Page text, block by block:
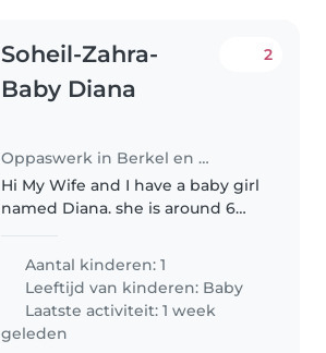
Soheil-Zahra-
Baby Diana
Oppaswerk in Berkel en Rodenrijs
2
Hi My Wife and I have a baby girl
named Diana. she is around 6
take care of our baby for a few
hours per week.
Aantal kinderen: 1
Leeftijd van kinderen: Baby
Laatste activiteit: 1 week
geleden